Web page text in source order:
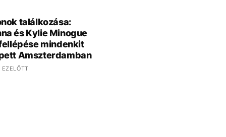
találkozása:
és Kylie Minogue
mindenkit
Amszterdamban